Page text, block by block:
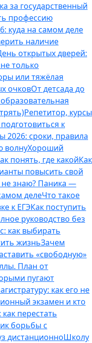
за государственный
профессию
куда на самом деле
наличие
открытых дверей:
только
или тяжёлая
очковОт детсада до
Репетитор, курсы
к
2026: сроки, правила
волнуХороший
понять, где какойКак
повысить свой
не знаю? Паника —
делеЧто такое
к ЕГЭКак поступить
руководство без
как выбирать
жизньЗачем
«свободную»
План от
пугают
как его не
экзамен и кто
перестать
борьбы с
дистанционноШколу